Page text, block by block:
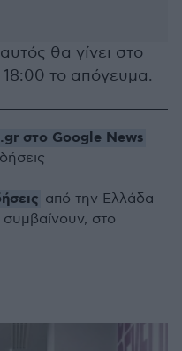
θα γίνει στο
το απόγευμα.
στο Google News
από την Ελλάδα
στο